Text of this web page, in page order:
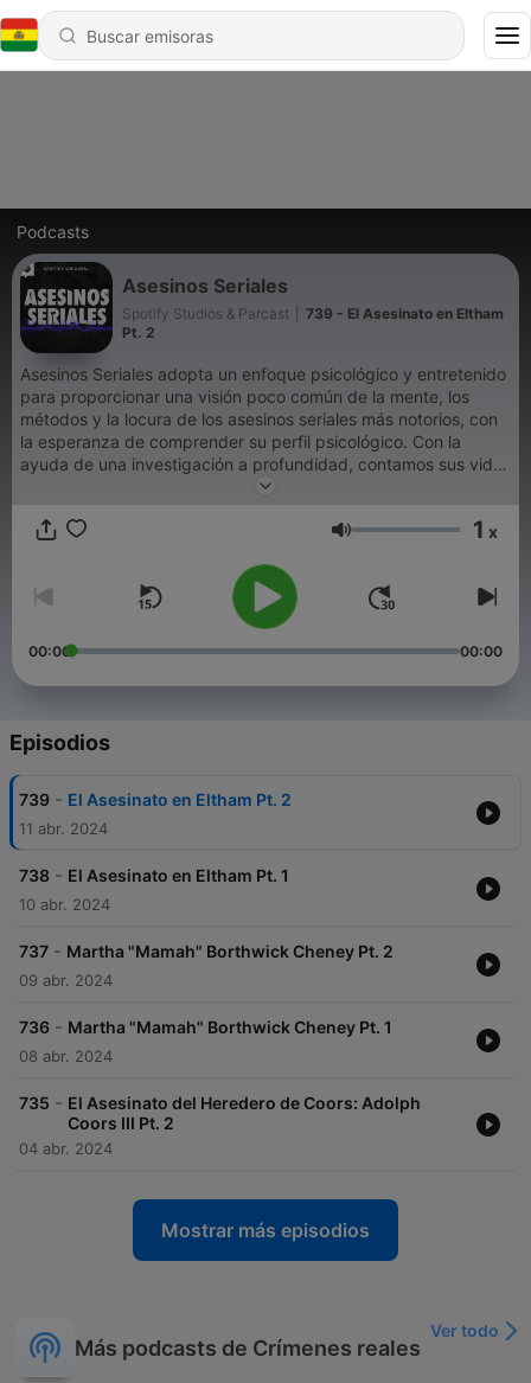
Podcasts
Asesinos Seriales
Spotify Studios & Parcast
739 - El Asesinato en Eltham
Pt. 2
Asesinos Seriales adopta un enfoque psicológico y entretenido
para proporcionar una visión poco común de la mente, los
métodos y la locura de los asesinos seriales más notorios, con
la esperanza de comprender su perfil psicológico. Con la
ayuda de una investigación a profundidad, contamos sus vidas
e historias. Asesinos Seriales es un podcast original de Spotify.
Volumen 1 x
00:00 00:00
Episodios
739 - El Asesinato en Eltham Pt. 2
11 abr. 2024
738 - El Asesinato en Eltham Pt. 1
10 abr. 2024
737 - Martha "Mamah" Borthwick Cheney Pt. 2
09 abr. 2024
736 - Martha "Mamah" Borthwick Cheney Pt. 1
08 abr. 2024
735 - El Asesinato del Heredero de Coors: Adolph
Coors III Pt. 2
04 abr. 2024
Mostrar más episodios
Más podcasts de Crímenes reales
Ver todo